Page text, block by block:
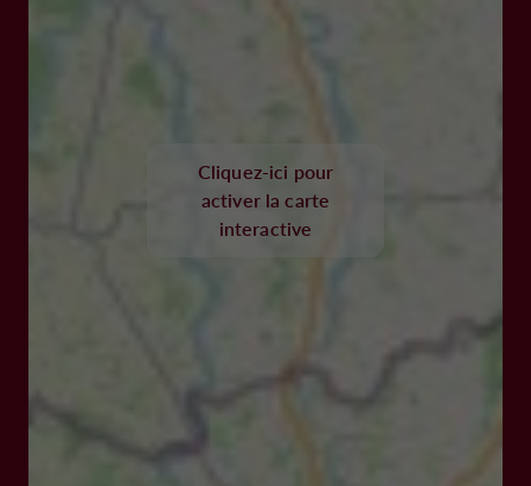
Cliquez-ici pour
activer la carte
interactive